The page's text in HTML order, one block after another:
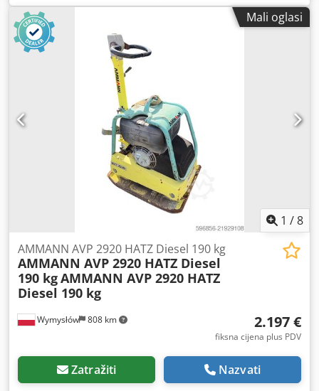
01/2006, Godina proizvodnje:2006, vozačeva kabina:
drugo, Mali oglasi
1 /8
Wymysłów 808 km
AMMANN AVP 2920 HATZ Diesel 190 kg
AMMANN AVP 2920 HATZ Diesel
190 kgAMMANN AVP 2920 HATZ
Diesel 190 kg
2.197 €
fiksna cijena plus PDV
Zatražiti Nazvati